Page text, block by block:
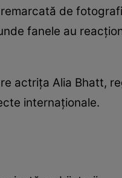
de
fanele au
actrița Alia Bhatt,
internaționale.